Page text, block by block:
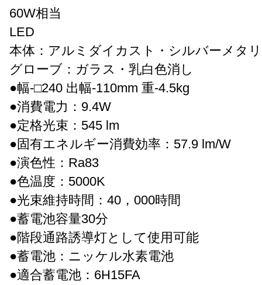
60W相当
LED
本体：アルミダイカスト・シルバーメタ
グローブ：ガラス・乳白色消し
●幅-□240 出幅-110mm 重-4.5kg
●消費電力：9.4W
●定格光束：545 lm
●固有エネルギー消費効率：57.9 lm/W
●演色性：Ra83
●色温度：5000K
●光束維持時間：40，000時間
●蓄電池容量30分
●階段通路誘導灯として使用可能
●蓄電池：ニッケル水素電池
●適合蓄電池：6H15FA